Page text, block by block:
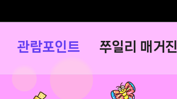
관람포인트 쭈일리 매거진